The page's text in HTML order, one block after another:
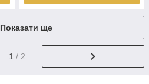
Показати ще
1 / 2